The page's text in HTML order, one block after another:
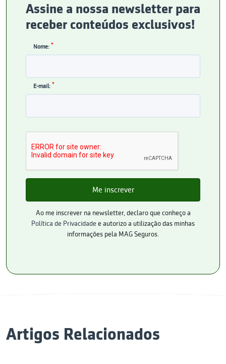
Assine a nossa newsletter para
receber conteúdos exclusivos!
Nome: *
E-mail: *
Ao me inscrever na newsletter, declaro que conheço a
Política de Privacidade e autorizo a utilização das minhas
informações pela MAG Seguros.
Artigos Relacionados